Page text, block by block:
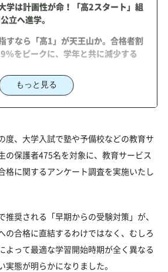
学は計画性が命！「高2スタート」組
立へ進学。
すなら「高1」が天王山か。合格者割
をピークに、学年と共に減少する
・獣医学部では合格戦略が二極化！
備校の大学受験対策』大手予備校を
ラムを圧倒的な低価格で！
)～で大手予備校レベルの受験対策を全科目
」「勉強法」「学習計画」で合格に導く！生
せたオーダーメイドカリキュラム
校について
もっと見る
度、大学入試で塾や予備校などの教育サ
の保護者475名を対象に、教育サービス
格に関するアンケート調査を実施いたし
推奨される「早期からの受験対策」が、
の合格に直結するわけではなく、むしろ
よって最適な学習開始時期が全く異なる
実態が明らかになりました。